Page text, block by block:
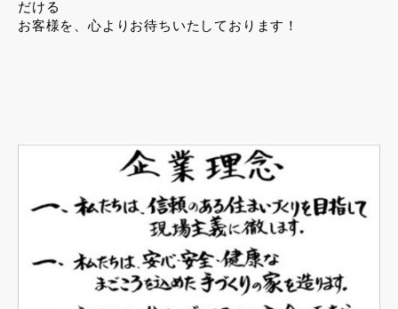
だける
お客様を、心よりお待ちいたしております！